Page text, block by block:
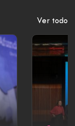
Ver todo